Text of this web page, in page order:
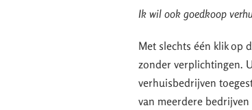
Ik wil ook goedkoop
Met slechts één klik op
zonder verplichtingen.
verhuisbedrijven
van meerdere